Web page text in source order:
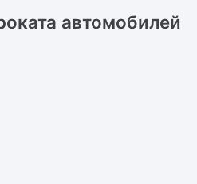
автомобилей